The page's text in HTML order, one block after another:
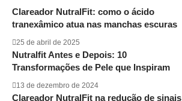
Clareador NutralFit: como o ácido
tranexâmico atua nas manchas escuras
25 de abril de 2025
Nutralfit Antes e Depois: 10
Transformações de Pele que Inspiram
13 de dezembro de 2024
Clareador NutralFit na redução de sinais